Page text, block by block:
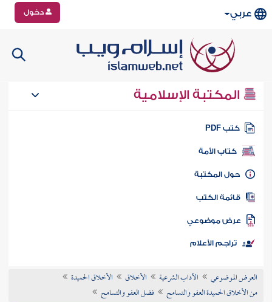
عربي دخول
المكتبة الإسلامية
كتب PDF
كتاب الأمة
المكتبة
الكتب
موضوعي
تراجم الأعلام
العرض الموضوعي الآداب الشرعية الأخلاق
الأخلاق الحميدة
من الأخلاق الحميدة العفو والتسامح
فضل العفو والتسامح